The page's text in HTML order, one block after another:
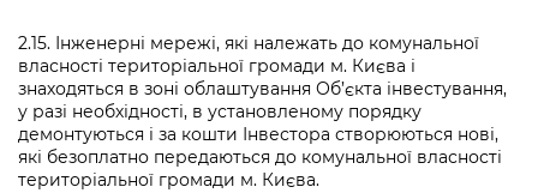
2.15. Інженерні мережі, які належать до комунальної
власності територіальної громади м. Києва і
знаходяться в зоні облаштування Об’єкта інвестування,
у разі необхідності, в установленому порядку
демонтуються і за кошти Інвестора створюються нові,
які безоплатно передаються до комунальної власності
територіальної громади м. Києва.